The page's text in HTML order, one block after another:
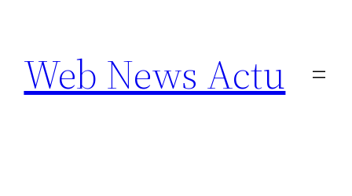
contenu
Web News Actu